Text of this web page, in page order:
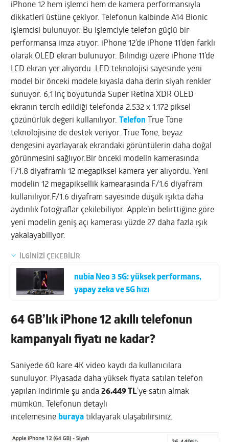
iPhone 12 hem işlemci hem de kamera performansıyla
dikkatleri üstüne çekiyor. Telefonun kalbinde A14 Bionic
işlemcisi bulunuyor. Bu işlemciyle telefon güçlü bir
performansa imza atıyor. iPhone 12’de iPhone 11’den farklı
olarak OLED ekran bulunuyor. Bilindiği üzere iPhone 11’de
LCD ekran yer alıyordu. LED teknolojisi sayesinde yeni
model bir önceki modele kıyasla daha derin siyah renkler
sunuyor. 6,1 inç boyutunda Super Retina XDR OLED
ekranın tercih edildiği telefonda 2.532 x 1.172 piksel
çözünürlük değeri kullanılıyor.
Telefon True Tone
teknolojisine de destek veriyor. True Tone, beyaz
dengesini ayarlayarak ekrandaki görüntülerin daha doğal
görünmesini sağlıyor.Bir önceki modelin kamerasında
F/1.8 diyaframlı 12 megapiksel kamera yer alıyordu. Yeni
modelin 12 megapiksellik kamearasında F/1.6 diyafram
kullanılıyor.F/1.6 diyafram sayesinde düşük ışıkta daha
aydınlık fotoğraflar çekilebiliyor. Apple’ın belirttiğine göre
yeni modelin geniş açı kamerası yüzde 27 daha fazla ışık
yakalayabiliyor.
İLGİNİZİ ÇEKEBİLİR
nubia Neo 3 5G: yüksek performans,
yapay zeka ve 5G hızı
64 GB’lık iPhone 12 akıllı telefonun
kampanyalı fiyatı ne kadar?
Saniyede 60 kare 4K video kaydı da kullanıcılara
sunuluyor. Piyasada daha yüksek fiyata satılan telefon
yapılan indirimle şu anda26.449 TL’ye satın almak
mümkün. Telefonun detaylı
incelemesine buraya tıklayarak ulaşabilirsiniz.